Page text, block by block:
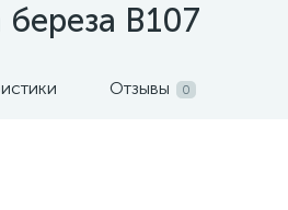
береза В107
Отзывы 0